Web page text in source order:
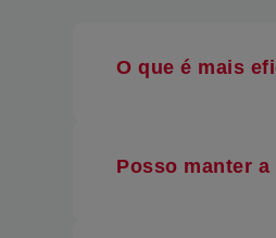
O que é mais
Posso manter